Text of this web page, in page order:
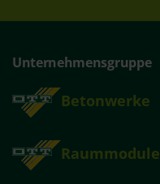
Unternehmensgruppe
Betonwerke
Raummodule